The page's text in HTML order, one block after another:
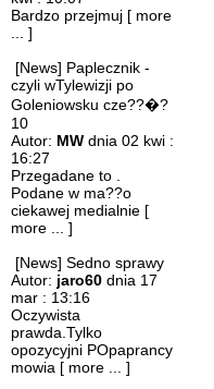
Bardzo przejmuj [ more
... ]
[News] Paplecznik -
czyli wTylewizji po
Goleniowsku cze??�?
10
Autor: MW dnia 02 kwi :
16:27
Przegadane to .
Podane w ma??o
ciekawej medialnie [
more ... ]
[News] Sedno sprawy
Autor: jaro60 dnia 17
mar : 13:16
Oczywista
prawda.Tylko
opozycyjni POpaprancy
mowia [ more ... ]